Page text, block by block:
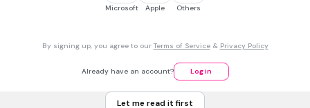
在下列哪一個月分最有可能會進入枯水期，有流量變小的現
Microsoft Apple Others
By signing up, you agree to our Terms of Service& Privacy Policy
Already have an account? Log in
Let me read it first